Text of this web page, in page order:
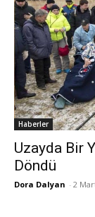
Haberler
Uzayda Bir
Döndü
Dora Dalyan - 2